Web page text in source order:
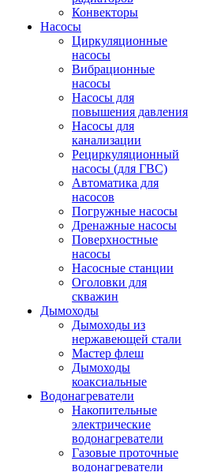
Конвекторы
Насосы
Циркуляционные
насосы
Вибрационные
насосы
Насосы для
повышения давления
Насосы для
канализации
Рециркуляционный
насосы (для ГВС)
Автоматика для
насосов
Погружные насосы
Дренажные насосы
Поверхностные
насосы
Насосные станции
Оголовки для
скважин
Дымоходы
Дымоходы из
нержавеющей стали
Мастер флеш
Дымоходы
коаксиальные
Водонагреватели
Накопительные
электрические
водонагреватели
Газовые проточные
водонагреватели